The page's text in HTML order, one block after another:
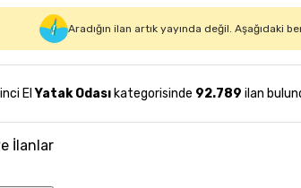
Aradığın ilan artık yayında değil. Aşağıdaki
ElYatak Odası kategorisinde 92.789 ilan
İlanlar